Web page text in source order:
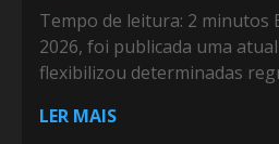
Tempo de leitura: 2 minutos
2026, foi publicada uma
flexibilizou determinadas
LER MAIS